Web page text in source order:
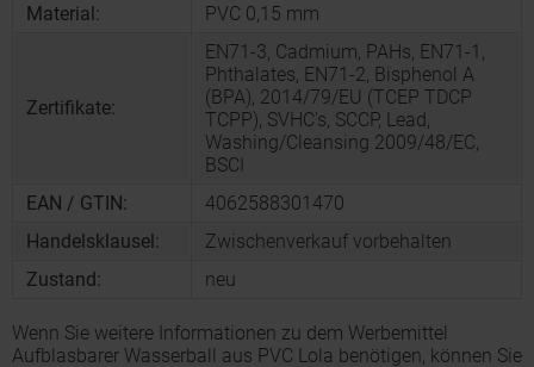
Material:
PVC 0,15 mm
Zertifikate:
EN71-3, Cadmium, PAHs, EN71-1,
Phthalates, EN71-2, Bisphenol A
(BPA), 2014/79/EU (TCEP TDCP
TCPP), SVHC's, SCCP, Lead,
Washing/Cleansing 2009/48/EC,
BSCI
EAN / GTIN:
4062588301470
Handelsklausel:
Zwischenverkauf vorbehalten
Zustand:
neu
Wenn Sie weitere Informationen zu dem Werbemittel
Aufblasbarer Wasserball aus PVC Lola benötigen, können Sie